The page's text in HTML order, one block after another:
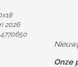
2026
Onze